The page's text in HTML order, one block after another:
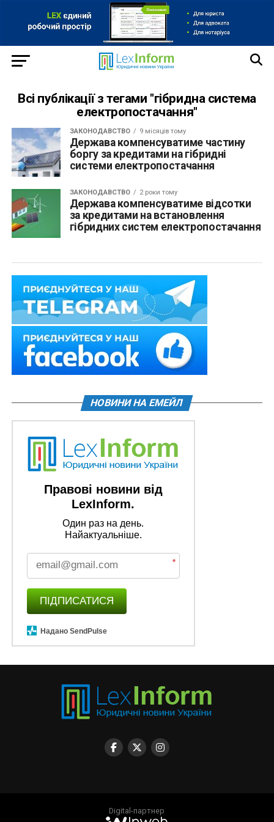
Всі публікації з тегами "гібридна система
електропостачання"
ЗАКОНОДАВСТВО 9 місяців тому
Держава компенсуватиме частину
боргу за кредитами на гібридні
системи електропостачання
ЗАКОНОДАВСТВО 2 роки тому
Держава компенсуватиме відсотки
за кредитами на встановлення
гібридних систем електропостачання
НОВИНИ НА ЕМЕЙЛ
Правові новини від
LexInform.
Один раз на день.
Найактуальніше.
*
ПІДПИСАТИСЯ
Надано SendPulse
Digital-партнер